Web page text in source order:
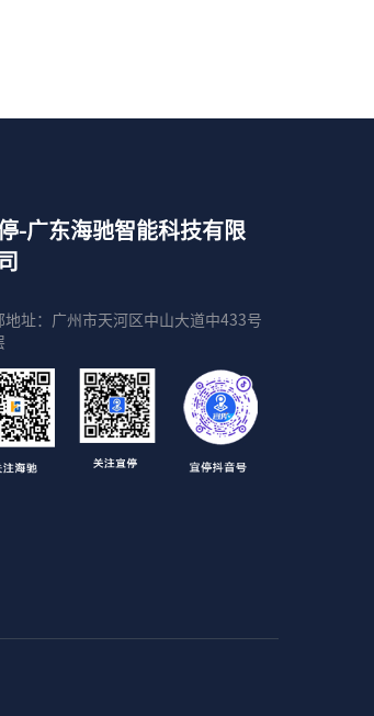
-广东海驰智能科技有限
地址：广州市天河区中山大道中433号